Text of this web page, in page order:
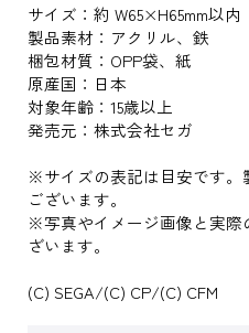
サイズ：約 W65×H65mm以内
製品素材：アクリル、鉄
梱包材質：OPP袋、紙
原産国：日本
対象年齢：15歳以上
発売元：株式会社セガ
※サイズの表記は目安です。
ございます。
※写真やイメージ画像と実際
ざいます。
(C) SEGA/(C) CP/(C) CFM